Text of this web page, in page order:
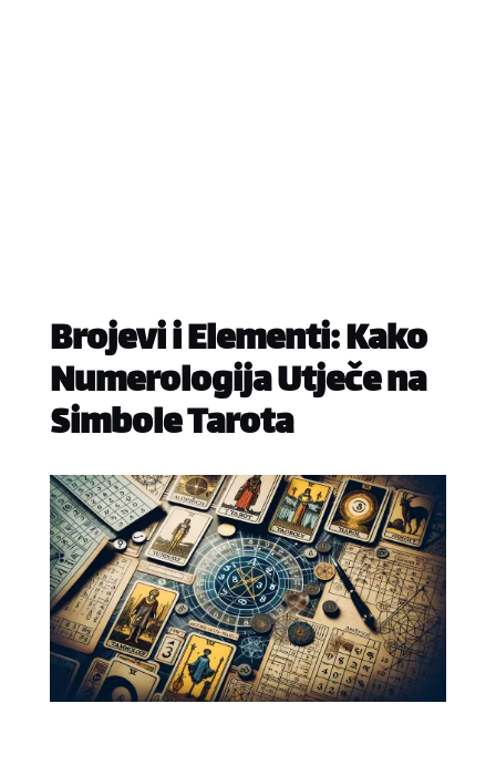
Brojevi i Elementi: Kako
Numerologija Utječe na
Simbole Tarota